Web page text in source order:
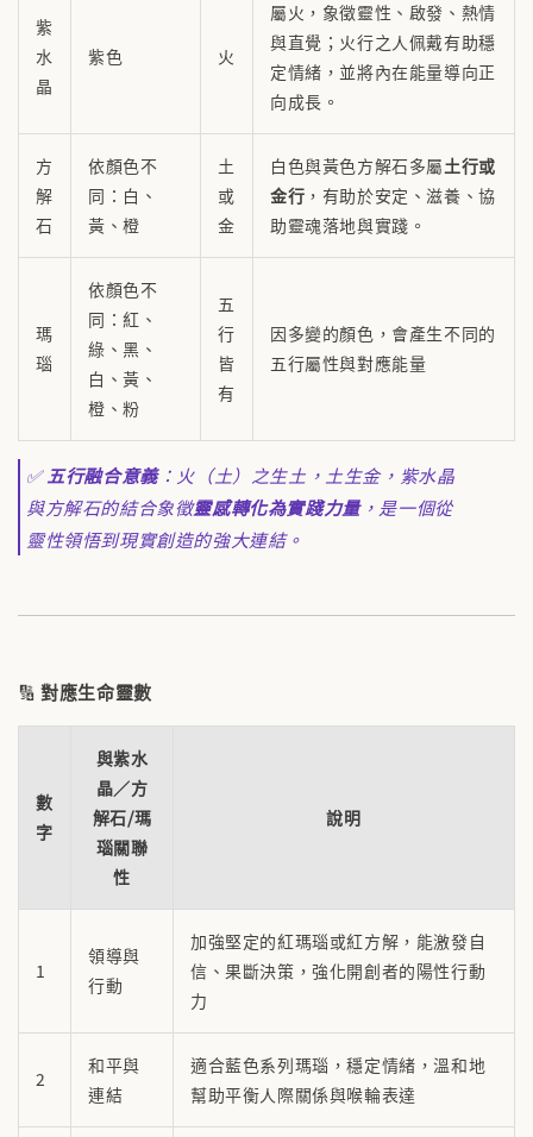
紫
水
晶
紫色 火
屬火，象徵靈性、啟發、熱情
與直覺；火行之人佩戴有助穩
定情緒，並將內在能量導向正
向成長。
方
解
石
依顏色不
同：白、
黃、橙
土
或
金
白色與黃色方解石多屬土行或
金行 ，有助於安定、滋養、協
助靈魂落地與實踐。
瑪
瑙
依顏色不
同：紅、
綠、黑、
白、黃、
橙、粉
五
行
皆
有
因多變的顏色，會產生不同的
五行屬性與對應能量
✅五行融合意義：火（土）之生土，土生金，紫水晶
與方解石的結合象徵靈感轉化為實踐力量，是一個從
靈性領悟到現實創造的強大連結。
🔢對應生命靈數
數
字
與紫水
晶／方
解石/瑪
瑙關聯
性
說明
1
領導與
行動
加強堅定的紅瑪瑙或紅方解，能激發自
信、果斷決策，強化開創者的陽性行動
力
2
和平與
連結
適合藍色系列瑪瑙，穩定情緒，溫和地
幫助平衡人際關係與喉輪表達